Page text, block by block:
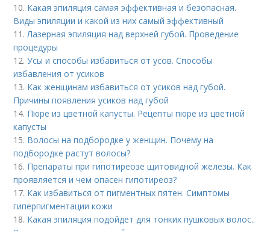
10. Какая эпиляция самая эффективная и безопасная.
Виды эпиляции и какой из них самый эффективный
11.Лазерная эпиляция над верхней губой. Проведение
процедуры
12.Усы и способы избавиться от усов. Способы
избавления от усиков
13. Как женщинам избавиться от усиков над губой.
Причины появления усиков над губой
14. Пюре из цветной капусты. Рецепты пюре из цветной
капусты
15. Волосы на подбородке у женщин. Почему на
подбородке растут волосы?
16. Препараты при гипотиреозе щитовидной железы. Как
проявляется и чем опасен гипотиреоз?
17. Как избавиться от пигментных пятен. Симптомы
гиперпигментации кожи
18. Какая эпиляция подойдет для тонких пушковых волос..